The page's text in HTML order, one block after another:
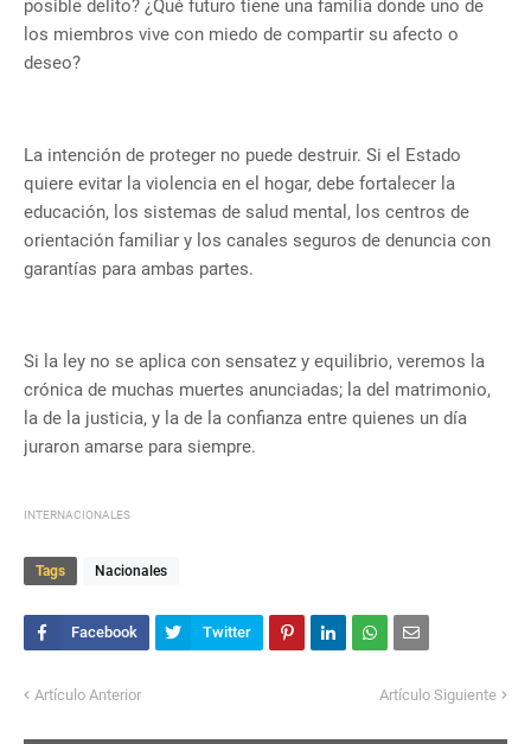
posible delito? ¿Qué futuro tiene una familia donde uno de
los miembros vive con miedo de compartir su afecto o
deseo?
La intención de proteger no puede destruir. Si el Estado
quiere evitar la violencia en el hogar, debe fortalecer la
educación, los sistemas de salud mental, los centros de
orientación familiar y los canales seguros de denuncia con
garantías para ambas partes.
Si la ley no se aplica con sensatez y equilibrio, veremos la
crónica de muchas muertes anunciadas; la del matrimonio,
la de la justicia, y la de la confianza entre quienes un día
juraron amarse para siempre.
INTERNACIONALES
Tags Nacionales
Artículo Anterior Artículo Siguiente